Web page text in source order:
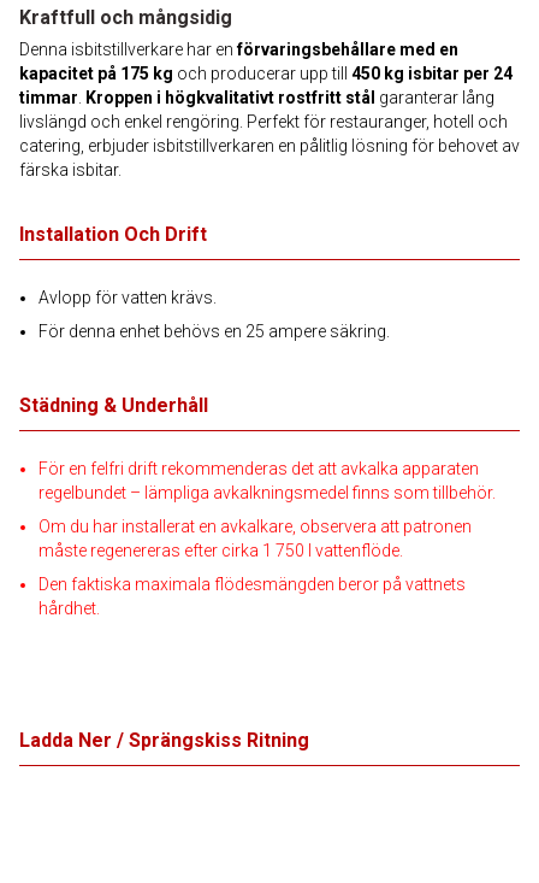
Kraftfull och mångsidig
Denna isbitstillverkare har enförvaringsbehållare med en
kapacitet på 175 kg och producerar upp till 450 kg isbitar per 24
timmar
Kroppen i högkvalitativt rostfritt stål garanterar lång
livslängd och enkel rengöring. Perfekt för restauranger, hotell och
catering, erbjuder isbitstillverkaren en pålitlig lösning för behovet av
färska isbitar.
Installation Och Drift
Avlopp för vatten krävs.
För denna enhet behövs en 25 ampere säkring.
Städning & Underhåll
För en felfri drift rekommenderas det att avkalka apparaten
regelbundet – lämpliga avkalkningsmedel finns som tillbehör.
Om du har installerat en avkalkare, observera att patronen
måste regenereras efter cirka 1 750 l vattenflöde.
Den faktiska maximala flödesmängden beror på vattnets
hårdhet.
Ladda Ner / Sprängskiss Ritning